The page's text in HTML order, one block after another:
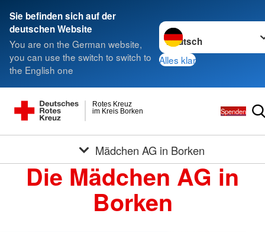
Sie befinden sich auf der
deutschen Website
You are on the German website,
you can use the switch to switch to
the English one
Sprache wechseln zu
Alles klar
im Kreis Borken
Rotes Kreuz
Spenden
Mädchen AG in Borken
Die Mädchen AG in
Borken